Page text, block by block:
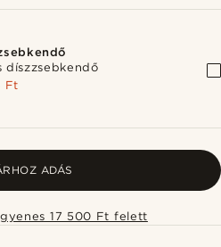
díszzsebkendő
Ft
ADÁS
költség 1395 Ft - ingyenes 17 500 Ft felett